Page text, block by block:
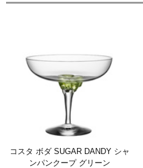
コスタ ボダ SUGAR DANDY シャ
ンパンクープ グリーン